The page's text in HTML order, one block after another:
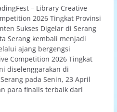
– Library Creative
2026 Tingkat Provinsi
Sukses Digelar di Serang
Serang kembali menjadi
ajang bergengsi
Competition 2026 Tingkat
diselenggarakan di
pada Senin, 23 April
para finalis terbaik dari